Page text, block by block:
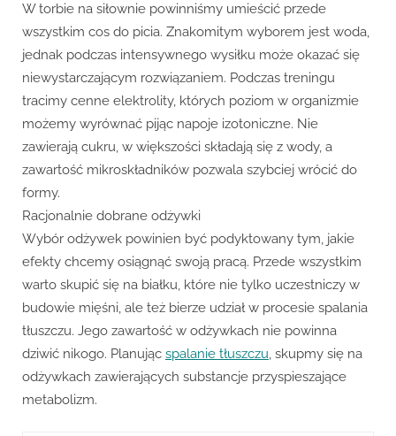
W torbie na siłownie powinniśmy umieścić przede
wszystkim cos do picia. Znakomitym wyborem jest woda,
jednak podczas intensywnego wysiłku może okazać się
niewystarczającym rozwiązaniem. Podczas treningu
tracimy cenne elektrolity, których poziom w organizmie
możemy wyrównać pijąc napoje izotoniczne. Nie
zawierają cukru, w większości składają się z wody, a
zawartość mikroskładników pozwala szybciej wrócić do
formy.
Racjonalnie dobrane odżywki
Wybór odżywek powinien być podyktowany tym, jakie
efekty chcemy osiągnąć swoją pracą. Przede wszystkim
warto skupić się na białku, które nie tylko uczestniczy w
budowie mięśni, ale też bierze udział w procesie spalania
tłuszczu. Jego zawartość w odżywkach nie powinna
dziwić nikogo. Planując spalanie tłuszczu, skupmy się na
odżywkach zawierających substancje przyspieszające
metabolizm.